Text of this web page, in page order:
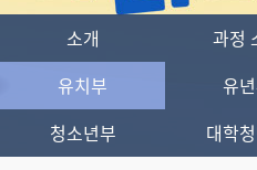
소개 과정
유치부
유
청소년부
대학